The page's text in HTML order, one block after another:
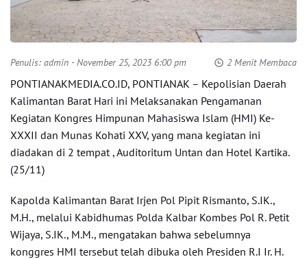
Penulis: admin - November 25, 2023 6:00 pm 2 Menit Membaca
PONTIANAKMEDIA.CO.ID, PONTIANAK – Kepolisian Daerah
Kalimantan Barat Hari ini Melaksanakan Pengamanan
Kegiatan Kongres Himpunan Mahasiswa Islam (HMI) Ke-
XXXII dan Munas Kohati XXV, yang mana kegiatan ini
diadakan di 2 tempat , Auditoritum Untan dan Hotel Kartika.
(25/11)
Kapolda Kalimantan Barat Irjen Pol Pipit Rismanto, S.IK.,
M.H., melalui Kabidhumas Polda Kalbar Kombes Pol R. Petit
Wijaya, S.IK., M.M., mengatakan bahwa sebelumnya
konggres HMI tersebut telah dibuka oleh Presiden R.I Ir. H.